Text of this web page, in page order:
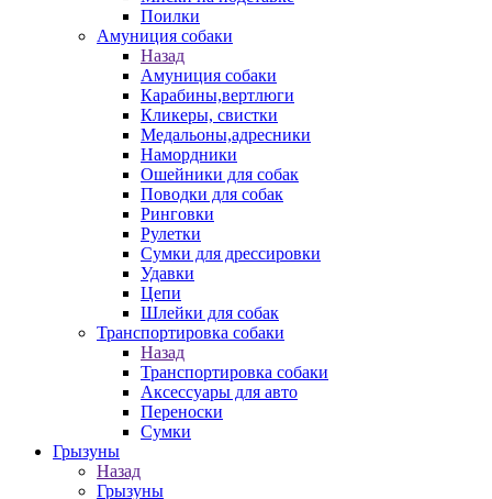
Поилки
Амуниция собаки
Назад
Амуниция собаки
Карабины,вертлюги
Кликеры, свистки
Медальоны,адресники
Намордники
Ошейники для собак
Поводки для собак
Ринговки
Рулетки
Сумки для дрессировки
Удавки
Цепи
Шлейки для собак
Транспортировка собаки
Назад
Транспортировка собаки
Аксессуары для авто
Переноски
Сумки
Грызуны
Назад
Грызуны